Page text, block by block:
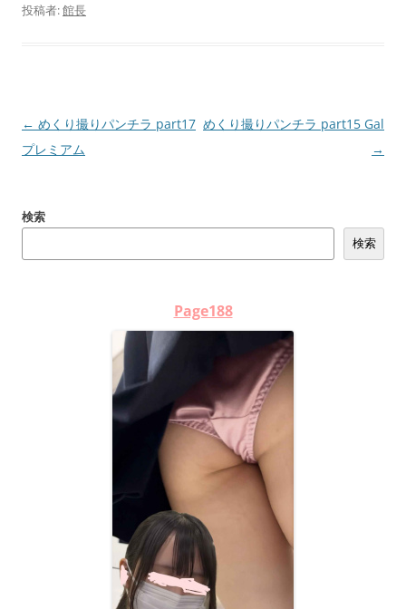
投稿者:館長
投
稿
ゲ
← めくり撮りパンチラ part17
プレミアム
めくり撮りパンチラ part15 Gal
→
検索
検索
Page188